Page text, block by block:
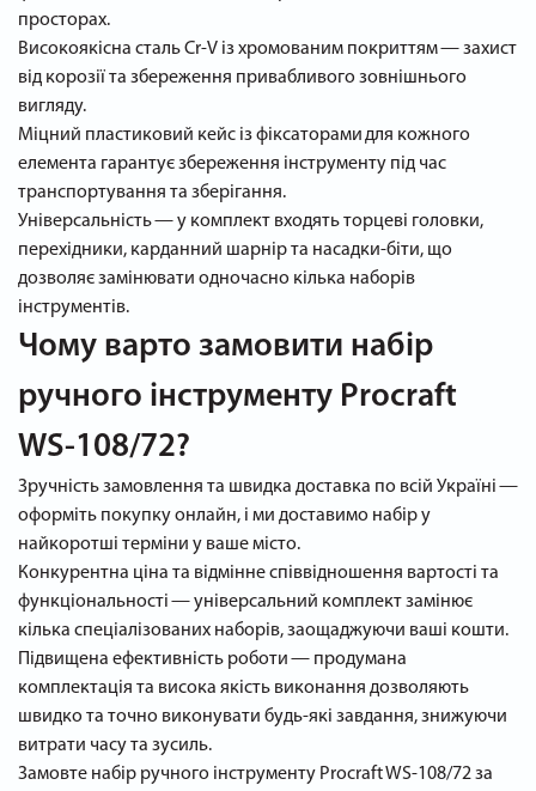
просторах.
Високоякісна сталь Cr‑V із хромованим покриттям — захист
від корозії та збереження привабливого зовнішнього
вигляду.
Міцний пластиковий кейс із фіксаторами для кожного
елемента гарантує збереження інструменту під час
транспортування та зберігання.
Універсальність — у комплект входять торцеві головки,
перехідники, карданний шарнір та насадки‑біти, що
дозволяє замінювати одночасно кілька наборів
інструментів.
Чому варто замовити набір
ручного інструменту Procraft
WS‑108/72?
Зручність замовлення та швидка доставка по всій Україні —
оформіть покупку онлайн, і ми доставимо набір у
найкоротші терміни у ваше місто.
Конкурентна ціна та відмінне співвідношення вартості та
функціональності — універсальний комплект замінює
кілька спеціалізованих наборів, заощаджуючи ваші кошти.
Підвищена ефективність роботи — продумана
комплектація та висока якість виконання дозволяють
швидко та точно виконувати будь‑які завдання, знижуючи
витрати часу та зусиль.
Замовте набір ручного інструменту Procraft WS‑108/72 за